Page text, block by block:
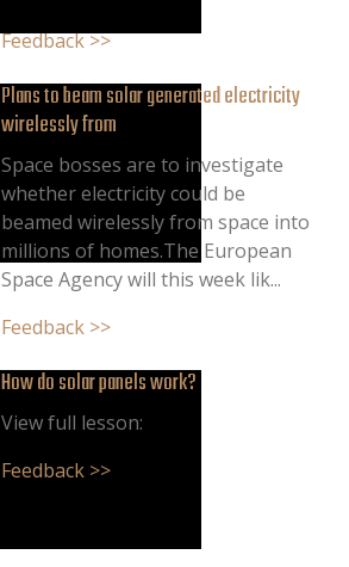
Feedback >>
Plans to beam solar generated electricity
wirelessly from
Space bosses are to investigate
whether electricity could be
beamed wirelessly from space into
millions of homes.The European
Space Agency will this week lik...
Feedback >>
How do solar panels work?
View full lesson:
Feedback >>